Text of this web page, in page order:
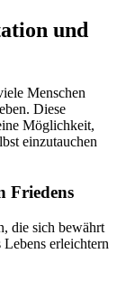
und
Menschen
Diese
Möglichkeit,
einzutauchen
Friedens
die sich bewährt
erleichtern